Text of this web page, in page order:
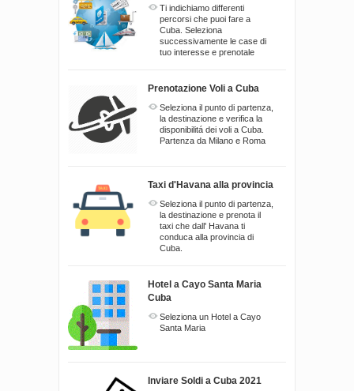
Ti indichiamo differenti
percorsi che puoi fare a
Cuba. Seleziona
successivamente le case di
tuo interesse e prenotale
Prenotazione Voli a Cuba
Seleziona il punto di partenza,
la destinazione e verifica la
disponibilitá dei voli a Cuba.
Partenza da Milano e Roma
Taxi d'Havana alla provincia
Seleziona il punto di partenza,
la destinazione e prenota il
taxi che dall' Havana ti
conduca alla provincia di
Cuba.
Hotel a Cayo Santa Maria
Cuba
Seleziona un Hotel a Cayo
Santa Maria
Inviare Soldi a Cuba 2021